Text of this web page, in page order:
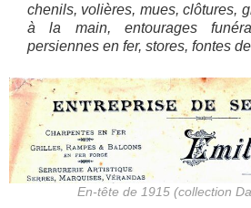
chenils, volières, mues, clôtures,
à la main, entourages
persiennes en fer, stores, fontes
En-tête de 1915 (collection